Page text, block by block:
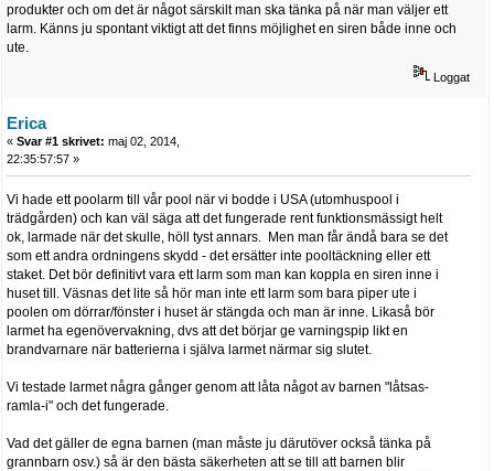
produkter och om det är något särskilt man ska tänka på när man väljer ett
larm. Känns ju spontant viktigt att det finns möjlighet en siren både inne och
ute.
Loggat
Erica
« Svar #1 skrivet: maj 02, 2014,
22:35:57:57 »
Vi hade ett poolarm till vår pool när vi bodde i USA (utomhuspool i
trädgården) och kan väl säga att det fungerade rent funktionsmässigt helt
ok, larmade när det skulle, höll tyst annars. Men man får ändå bara se det
som ett andra ordningens skydd - det ersätter inte pooltäckning eller ett
staket. Det bör definitivt vara ett larm som man kan koppla en siren inne i
huset till. Väsnas det lite så hör man inte ett larm som bara piper ute i
poolen om dörrar/fönster i huset är stängda och man är inne. Likaså bör
larmet ha egenövervakning, dvs att det börjar ge varningspip likt en
brandvarnare när batterierna i själva larmet närmar sig slutet.
Vi testade larmet några gånger genom att låta något av barnen "låtsas-
ramla-i" och det fungerade.
Vad det gäller de egna barnen (man måste ju därutöver också tänka på
grannbarn osv.) så är den bästa säkerheten att se till att barnen blir